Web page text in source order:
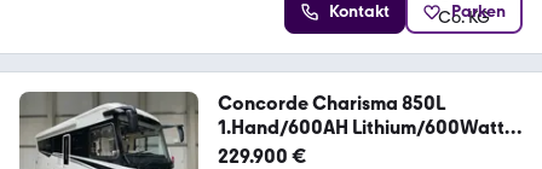
Kontakt Parken
Concorde Charisma 850L
1.Hand/600AH Lithium/600Watt
Solar
229.900 €